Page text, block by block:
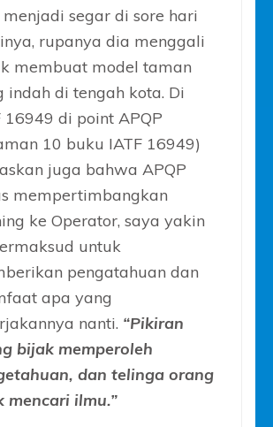
segar di sore hari
rupanya dia menggali
membuat model taman
indah di tengah kota. Di
16949 di point APQP
10 buku IATF 16949)
juga bahwa APQP
mempertimbangkan
ke Operator, saya yakin
untuk
pengatahuan dan
apa yang
nanti. “Pikiran
bijak memperoleh
dan telinga orang
mencari ilmu.”